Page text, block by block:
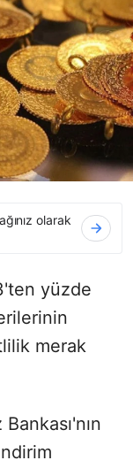
olarak
yüzde
merak